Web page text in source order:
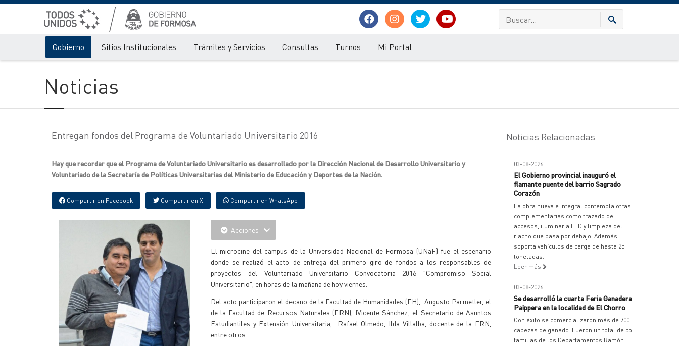
Gobierno Sitios Institucionales Trámites y Servicios Consultas Turnos Mi Portal
Noticias
Entregan fondos del Programa de Voluntariado Universitario 2016
Hay que recordar que el Programa de Voluntariado Universitario es desarrollado por la Dirección Nacional de Desarrollo Universitario y
Voluntariado de la Secretaría de Políticas Universitarias del Ministerio de Educación y Deportes de la Nación.
Compartir en Facebook Compartir en X Compartir en WhatsApp
Acciones
El microcine del campus de la Universidad Nacional de Formosa (UNaF) fue el escenario
donde se realizó el acto de entrega del primero giro de fondos a los responsables de
proyectos del Voluntariado Universitario Convocatoria 2016 "Compromiso Social
Universitario", en horas de la mañana de hoy viernes.
Del acto participaron el decano de la Facultad de Humanidades (FH), Augusto Parmetler, el
de la Facultad de Recursos Naturales (FRN), IVicente Sánchez; el Secretario de Asuntos
Estudiantiles y Extensión Universitaria, Rafael Olmedo, Ilda Villalba, docente de la FRN,
entre otros.
Noticias Relacionadas
03-08-2026
El Gobierno provincial inauguró el
flamante puente del barrio Sagrado
Corazón
La obra nueva e integral contempla otras
complementarias como trazado de
accesos, iluminaria LED y limpieza del
riacho que pasa por debajo. Además,
soporta vehículos de carga de hasta 25
toneladas.
Leer más
03-08-2026
Se desarrolló la cuarta Feria Ganadera
Paippera en la localidad de El Chorro
Con éxito se comercializaron más de 700
cabezas de ganado. Fueron un total de 55
familias de los Departamentos Ramón